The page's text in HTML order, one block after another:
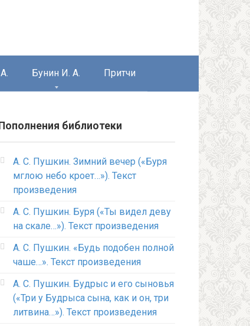
Бунин И. А. Притчи
Пополнения библиотеки
А. С. Пушкин. Зимний вечер («Буря
мглою небо кроет…»). Текст
произведения
А. С. Пушкин. Буря («Ты видел деву
на скале…»). Текст произведения
А. С. Пушкин. «Будь подобен полной
чаше…». Текст произведения
А. С. Пушкин. Будрыс и его сыновья
(«Три у Будрыса сына, как и он, три
литвина…»). Текст произведения